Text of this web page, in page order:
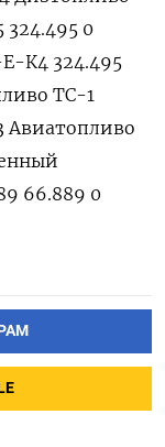
0
К4 324.495
ТС-1
Авиатопливо
66.889 0